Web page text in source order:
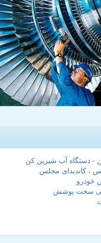
- دستگاه آب شیرین کن
، کاندیدای مجلس
خودرو
سخت پوشش